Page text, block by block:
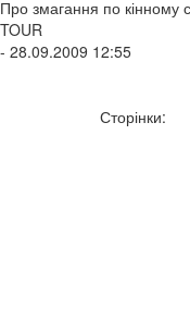
Про змагання по кінному
TOUR
- 28.09.2009 12:55
Сторінки: